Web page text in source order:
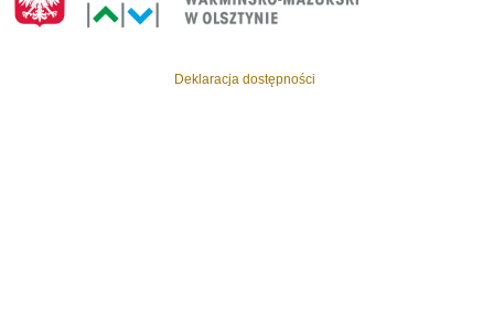
Deklaracja dostępności